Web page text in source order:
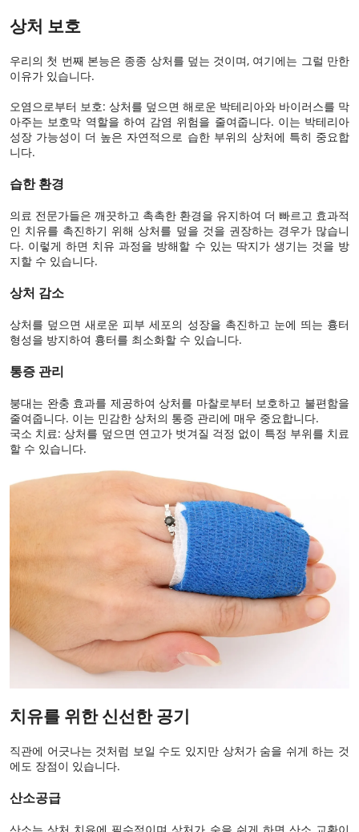
상처 보호
우리의 첫 번째 본능은 종종 상처를 덮는 것이며, 여기에는 그럴 만한
이유가 있습니다.
오염으로부터 보호: 상처를 덮으면 해로운 박테리아와 바이러스를 막
아주는 보호막 역할을 하여 감염 위험을 줄여줍니다. 이는 박테리아
성장 가능성이 더 높은 자연적으로 습한 부위의 상처에 특히 중요합
니다.
습한 환경
의료 전문가들은 깨끗하고 촉촉한 환경을 유지하여 더 빠르고 효과적
인 치유를 촉진하기 위해 상처를 덮을 것을 권장하는 경우가 많습니
다. 이렇게 하면 치유 과정을 방해할 수 있는 딱지가 생기는 것을 방
지할 수 있습니다.
상처 감소
상처를 덮으면 새로운 피부 세포의 성장을 촉진하고 눈에 띄는 흉터
형성을 방지하여 흉터를 최소화할 수 있습니다.
통증 관리
붕대는 완충 효과를 제공하여 상처를 마찰로부터 보호하고 불편함을
줄여줍니다. 이는 민감한 상처의 통증 관리에 매우 중요합니다.
국소 치료: 상처를 덮으면 연고가 벗겨질 걱정 없이 특정 부위를 치료
할 수 있습니다.
치유를 위한 신선한 공기
직관에 어긋나는 것처럼 보일 수도 있지만 상처가 숨을 쉬게 하는 것
에도 장점이 있습니다.
산소공급